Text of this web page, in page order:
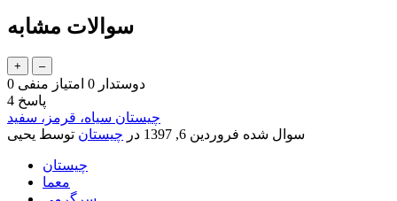
سوالات مشابه
0 دوستدار 0 امتیاز منفی
4 پاسخ
چیستان سیاه، قرمز، سفید
سوال شده فروردین 6, 1397 در چیستان توسط یحیی
چیستان
معما